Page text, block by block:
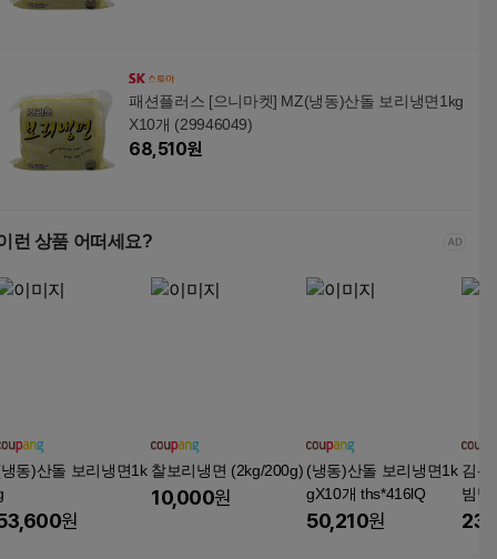
패션플러스 [으니마켓] MZ(냉동)산돌 보리냉면1kg
X10개 (29946049)
68,510원
런 상품 어떠세요?
동)산돌 보리냉면1k
원
찰보리냉면 (2kg/200g)
10,000원
(냉동)산돌 보리냉면1k
gX10개 ths*416lQ
50,210원
김선
빔냉